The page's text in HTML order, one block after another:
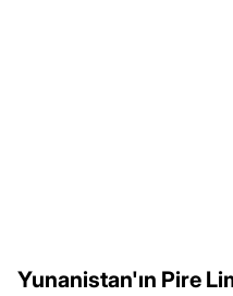
Yunanistan'ın Pire